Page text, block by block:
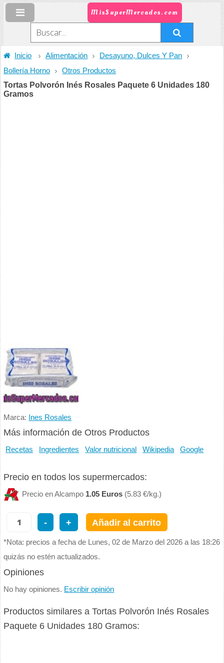
MisSuperMercados.com
Inicio Alimentación
Desayuno, Dulces Y Pan
Bollería Horno
Otros Productos
Tortas Polvorón Inés Rosales Paquete 6 Unidades 180
Gramos
Marca: Ines Rosales
Más información de Otros Productos
Recetas Ingredientes Valor nutricional Wikipedia Google
Precio en todos los supermercados:
Precio en Alcampo 1.05 Euros (5.83 €/kg.)
- + Añadir al carrito
*Nota: precios a fecha de Lunes, 02 de Marzo del 2026 a las 18:26
quizás no estén actualizados.
Opiniones
No hay opiniones. Escribir opinión
Productos similares a Tortas Polvorón Inés Rosales
Paquete 6 Unidades 180 Gramos: